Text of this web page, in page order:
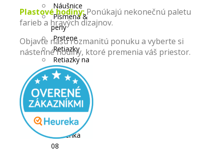
Náušnice
Písmená &
perly
Prstene
Retiazky
Retiazky na
členok
Strieborné
sety
KUKUČKY
Remienky
Šírka
remienka
08
Plastové hodiny:Ponúkajú nekonečnú paletu
farieb a hravých dizajnov.
Objavte našu rozmanitú ponuku a vyberte si
nástenné hodiny, ktoré premenia váš priestor.